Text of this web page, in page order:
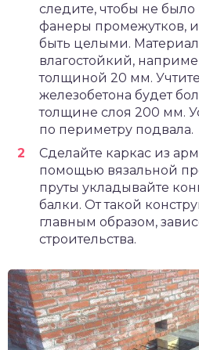
следите, чтобы не
фанеры промежутков,
быть целыми.
влагостойкий,
толщиной 20 мм.
железобетона будет
толщине слоя 200 мм.
по периметру подвала.
Сделайте каркас из
помощью вязальной
пруты укладывайте
балки. От такой
главным образом,
строительства.